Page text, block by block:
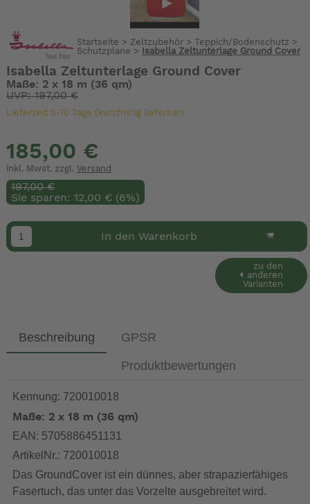
Startseite > Zeltzubehör> Teppich/Bodenschutz >
Schutzplane > Isabella Zeltunterlage Ground Cover
Isabella Zeltunterlage Ground Cover
Maße: 2 x 18 m (36 qm)
UVP: 197,00 €
Lieferzeit 5-10 Tage (kurzfristig lieferbar)
185,00 €
inkl. Mwst. zzgl. Versand
197,00 €
Sie sparen: 12,00 € (6%)
In den Warenkorb
zu den
anderen
Varianten
Beschreibung GPSR
Produktbewertungen
Kennung: 720010018
Maße: 2 x 18 m (36 qm)
EAN: 5705886451131
ArtikelNr.: 720010018
Das GroundCover ist ein dünnes, aber strapazierfähiges
Fasertuch, das unter das Vorzelte ausgebreitet wird.